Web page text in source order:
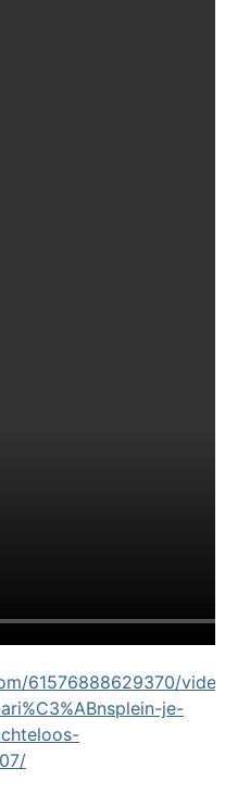
61576888629370/videos/
je-